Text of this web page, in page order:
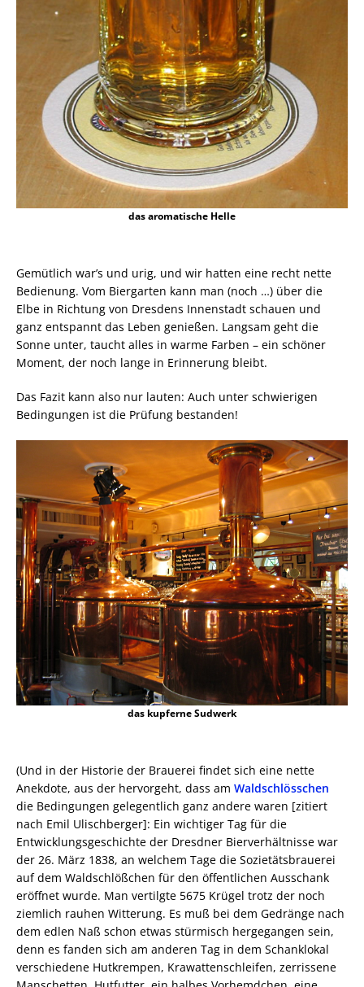
das aromatische Helle
Gemütlich war’s und urig, und wir hatten eine recht nette
Bedienung. Vom Biergarten kann man (noch …) über die
Elbe in Richtung von Dresdens Innenstadt schauen und
ganz entspannt das Leben genießen. Langsam geht die
Sonne unter, taucht alles in warme Farben – ein schöner
Moment, der noch lange in Erinnerung bleibt.
Das Fazit kann also nur lauten: Auch unter schwierigen
Bedingungen ist die Prüfung bestanden!
das kupferne Sudwerk
(Und in der Historie der Brauerei findet sich eine nette
Anekdote, aus der hervorgeht, dass am Waldschlösschen
die Bedingungen gelegentlich ganz andere waren [zitiert
nach Emil Ulischberger]: Ein wichtiger Tag für die
Entwicklungsgeschichte der Dresdner Bierverhältnisse war
der 26. März 1838, an welchem Tage die Sozietätsbrauerei
auf dem Waldschlößchen für den öffentlichen Ausschank
eröffnet wurde. Man vertilgte 5675 Krügel trotz der noch
ziemlich rauhen Witterung. Es muß bei dem Gedränge nach
dem edlen Naß schon etwas stürmisch hergegangen sein,
denn es fanden sich am anderen Tag in dem Schanklokal
verschiedene Hutkrempen, Krawattenschleifen, zerrissene